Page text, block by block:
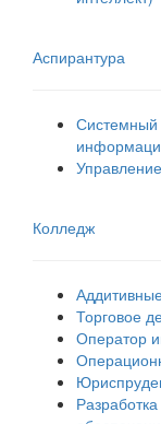
Аспирантура
Системный
Колледж
Торговое
Оператор